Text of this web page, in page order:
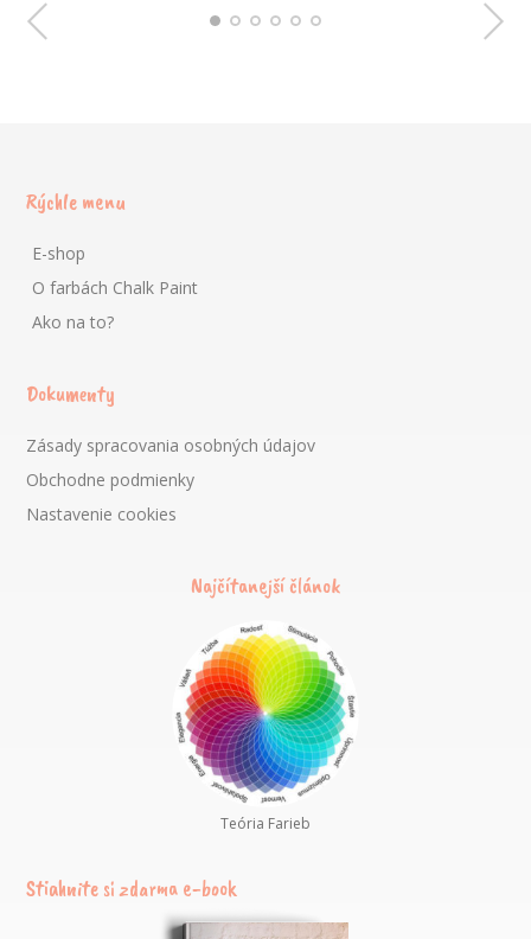
Rýchle menu
E-shop
O farbách Chalk Paint
Ako na to?
Dokumenty
Zásady spracovania osobných údajov
Obchodne podmienky
Nastavenie cookies
Najčítanejší článok
Teória Farieb
Stiahnite si zdarma e-book